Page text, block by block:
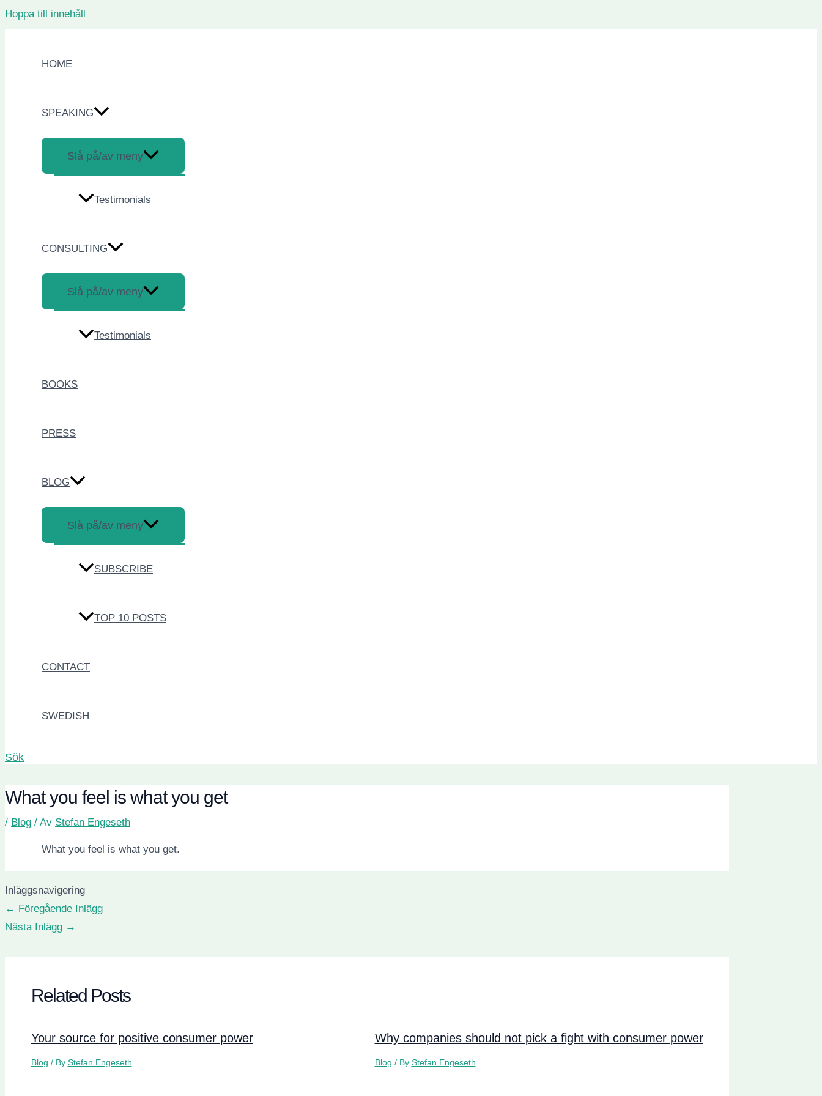
Hoppa till innehåll
HOME
SPEAKING
Slå på/av meny
Testimonials
CONSULTING
Slå på/av meny
Testimonials
BOOKS
PRESS
BLOG
Slå på/av meny
SUBSCRIBE
TOP 10 POSTS
CONTACT
SWEDISH
Sök
What you feel is what you get
/ Blog / Av Stefan Engeseth
What you feel is what you get.
Inläggsnavigering
← Föregående Inlägg
Nästa Inlägg →
Related Posts
Your source for positive consumer power
Blog / By Stefan Engeseth
Why companies should not pick a fight with consumer power
Blog / By Stefan Engeseth